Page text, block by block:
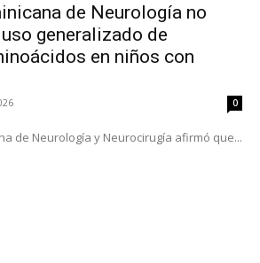
de Neurología no
generalizado de
en niños con
0
de Neurología y Neurocirugía afirmó que...